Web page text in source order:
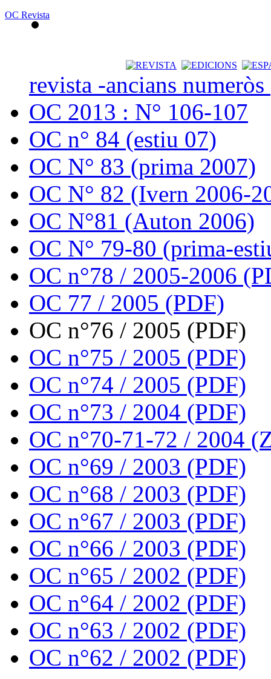
OC Revista
revista -ancians
OC 2013 : N° 106-107
OC n° 84 (estiu 07)
OC N° 83 (prima 2007)
OC N° 82 (Ivern 2006-
OC N°81 (Auton 2006)
OC N° 79-80 (prima-
OC n°78 / 2005-2006
OC 77 / 2005 (PDF)
OC n°76 / 2005 (PDF)
OC n°75 / 2005 (PDF)
OC n°74 / 2005 (PDF)
OC n°73 / 2004 (PDF)
OC n°70-71-72 / 2004
OC n°69 / 2003 (PDF)
OC n°68 / 2003 (PDF)
OC n°67 / 2003 (PDF)
OC n°66 / 2003 (PDF)
OC n°65 / 2002 (PDF)
OC n°64 / 2002 (PDF)
OC n°63 / 2002 (PDF)
OC n°62 / 2002 (PDF)